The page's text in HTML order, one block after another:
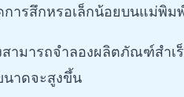
การสึกหรอเล็กน้อยบนแม่พิม
มารถจำลองผลิตภัณฑ์สำเ
นาดจะสูงขึ้น